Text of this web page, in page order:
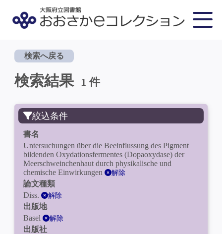
検索へ戻る
検索結果 1 件
絞込条件
書名
Untersuchungen über die Beeinflussung des Pigment
bildenden Oxydationsfermentes (Dopaoxydase) der
Meerschweinchenhaut durch physikalische und
chemische Einwirkungen
解除
論文種類
Diss.
解除
出版地
Basel
解除
出版社